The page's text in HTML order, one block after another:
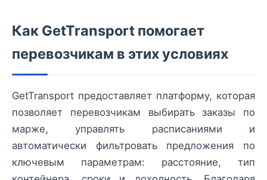
Как GetTransport помогает
перевозчикам в этих условиях
GetTransport предоставляет платформу, которая
позволяет перевозчикам выбирать заказы по
марже, управлять расписаниями и
автоматически фильтровать предложения по
ключевым параметрам: расстояние, тип